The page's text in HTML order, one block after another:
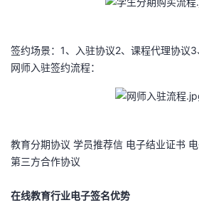
我
程
认
的
我
技
支
的
声
签约场景：1、入驻协议2、课程代理协议
网师入驻签约流程：
教育分期协议 学员推荐信 电子结业证书
第三方合作协议
在线教育行业电子签名优势